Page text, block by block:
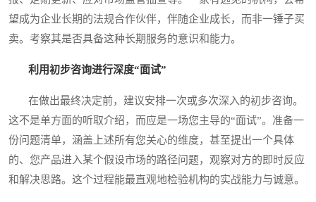
望成为企业长期的法规合作伙伴，伴随企业成长，而非一锤子买
卖。考察其是否具备这种长期服务的意识和能力。
利用初步咨询进行深度“面试”
在做出最终决定前，建议安排一次或多次深入的初步咨询。
这不是单方面的听取介绍，而应是一场您主导的“面试”。准备一
份问题清单，涵盖上述所有您关心的维度，甚至提出一个具体
的、您产品进入某个假设市场的路径问题，观察对方的即时反应
和解决思路。这个过程能最直观地检验机构的实战能力与诚意。